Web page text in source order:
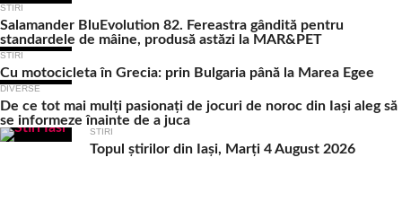
STIRI
Salamander BluEvolution 82. Fereastra gândită pentru
standardele de mâine, produsă astăzi la MAR&PET
STIRI
Cu motocicleta în Grecia: prin Bulgaria până la Marea Egee
DIVERSE
De ce tot mai mulți pasionați de jocuri de noroc din Iași aleg să
se informeze înainte de a juca
STIRI
Topul știrilor din Iași, Marți 4 August 2026